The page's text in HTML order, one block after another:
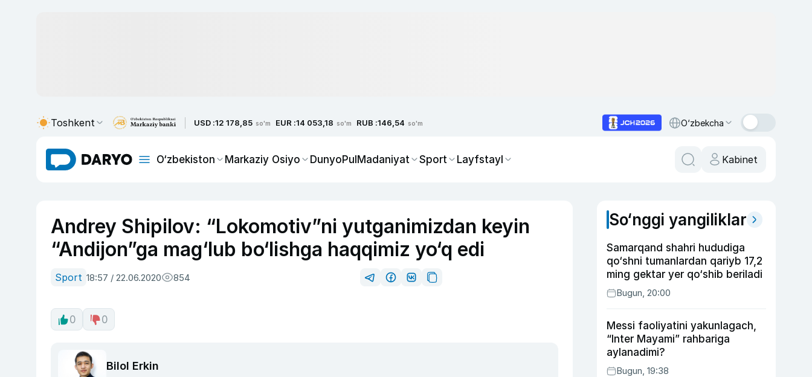
Toshkent USD :12 178,85 so'm EUR :14 053,18 so'm RUB :146,54 so'm O‘zbekcha
O‘zbekiston Markaziy Osiyo DunyoPulMadaniyat Sport Layfstayl Kabinet
Andrey Shipilov: “Lokomotiv”ni yutganimizdan keyin
“Andijon”ga mag‘lub bo‘lishga haqqimiz yo‘q edi
Sport 18:57 / 22.06.2020 854
0 0
Bilol Erkin
So‘nggi yangiliklar
Samarqand shahri hududiga
qo‘shni tumanlardan qariyb 17,2
ming gektar yer qo‘shib beriladi
Bugun, 20:00
Messi faoliyatini yakunlagach,
“Inter Mayami” rahbariga
aylanadimi?
Bugun, 19:38